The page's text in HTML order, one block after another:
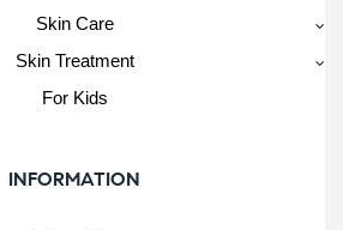
Skin Care
Skin Treatment
For Kids
INFORMATION